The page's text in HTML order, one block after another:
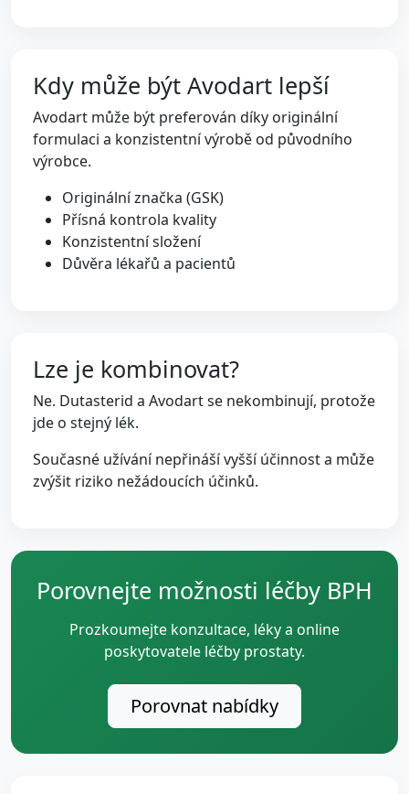
Kdy může být Avodart lepší
Avodart může být preferován díky originální
formulaci a konzistentní výrobě od původního
výrobce.
Originální značka (GSK)
Přísná kontrola kvality
Konzistentní složení
Důvěra lékařů a pacientů
Lze je kombinovat?
Ne. Dutasterid a Avodart se nekombinují, protože
jde o stejný lék.
Současné užívání nepřináší vyšší účinnost a může
zvýšit riziko nežádoucích účinků.
Porovnejte možnosti léčby BPH
Prozkoumejte konzultace, léky a online
poskytovatele léčby prostaty.
Porovnat nabídky